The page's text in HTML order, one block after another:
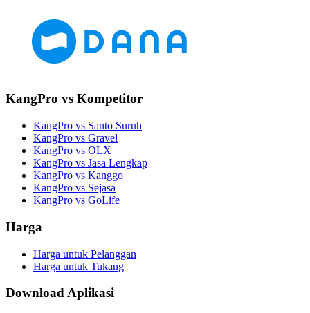
KangPro vs Kompetitor
KangPro vs Santo Suruh
KangPro vs Gravel
KangPro vs OLX
KangPro vs Jasa Lengkap
KangPro vs Kanggo
KangPro vs Sejasa
KangPro vs GoLife
Harga
Harga untuk Pelanggan
Harga untuk Tukang
Download Aplikasi